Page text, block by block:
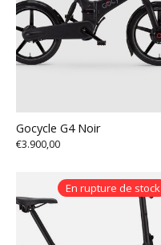
Gocycle G4 Noir
€3.900,00
En rupture de stock